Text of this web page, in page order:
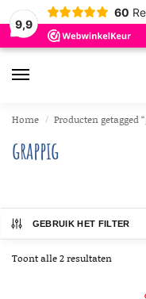
9,9
60
Home / Producten getagged
grappig
GEBRUIK HET FILTER
Toont alle 2 resultaten